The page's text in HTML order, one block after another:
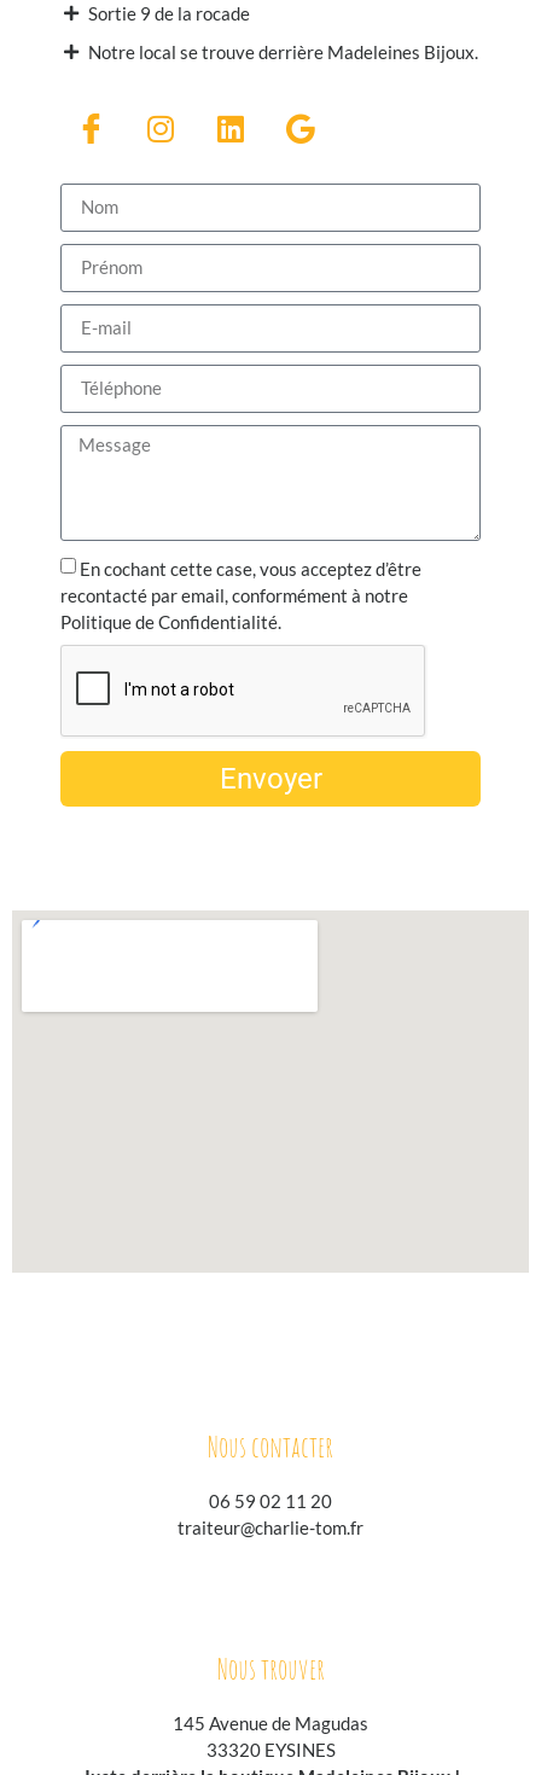
Sortie 9 de la rocade
Notre local se trouve derrière Madeleines Bijoux.
En cochant cette case, vous acceptez d’être
recontacté par email, conformément à notre
Politique de Confidentialité.
Envoyer
Nous contacter
06 59 02 11 20
traiteur@charlie-tom.fr
Nous trouver
145 Avenue de Magudas
33320 EYSINES